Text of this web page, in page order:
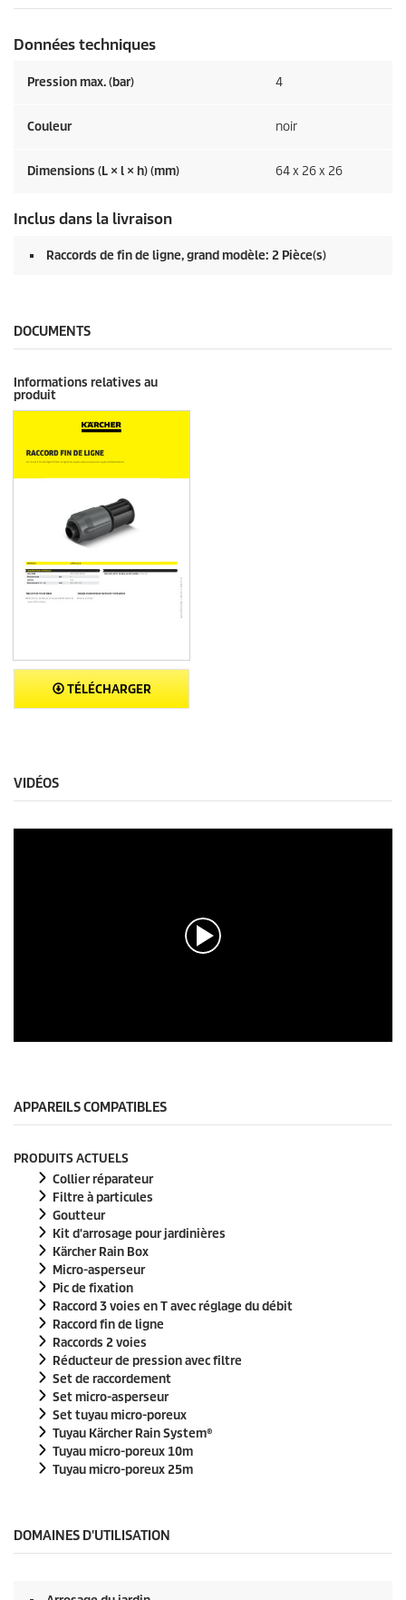
Données techniques
Pression max. (bar) 4
Couleur noir
Dimensions (L × l × h) (mm) 64 x 26 x 26
Inclus dans la livraison
Raccords de fin de ligne, grand modèle: 2 Pièce(s)
DOCUMENTS
Informations relatives au
produit
TÉLÉCHARGER
VIDÉOS
o
s
APPAREILS COMPATIBLES
PRODUITS ACTUELS
Collier réparateur
Filtre à particules
Goutteur
Kit d'arrosage pour jardinières
Kärcher Rain Box
Micro-asperseur
Pic de fixation
Raccord 3 voies en T avec réglage du débit
Raccord fin de ligne
Raccords 2 voies
Réducteur de pression avec filtre
Set de raccordement
Set micro-asperseur
Set tuyau micro-poreux
Tuyau Kärcher Rain System®
Tuyau micro-poreux 10m
Tuyau micro-poreux 25m
DOMAINES D'UTILISATION